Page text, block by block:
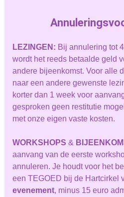
LEZINGEN : Bij annulering tot
wordt het reeds betaalde geld
andere bijeenkomst. Voor alle
naar een andere gewenste
korter dan 1 week voor
gesproken geen restitutie
met onze eigen vaste kosten.
WORKSHOPS &
aanvang van de eerste
annuleren. Je houdt voor het
een TEGOED bij de Hartcirkel
evenement, minus 15 euro